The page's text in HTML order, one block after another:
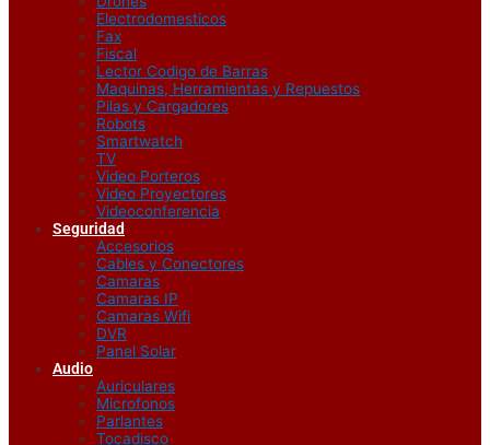
Electrodomesticos
Fax
Fiscal
Lector Codigo de Barras
Maquinas, Herramientas y Repuestos
Pilas y Cargadores
Robots
Smartwatch
TV
Video Porteros
Video Proyectores
Videoconferencia
Seguridad
Accesorios
Cables y Conectores
Camaras
Camaras IP
Camaras Wifi
DVR
Panel Solar
Audio
Auriculares
Microfonos
Parlantes
Tocadisco